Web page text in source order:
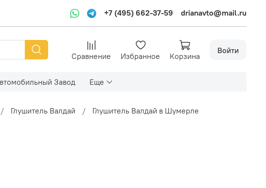
+7 (495) 662-37-59 drianavto@mail.ru
Сравнение Избранное Корзина
Войти
Завод Еще
Глушитель Валдай Глушитель Валдай в Шумерле